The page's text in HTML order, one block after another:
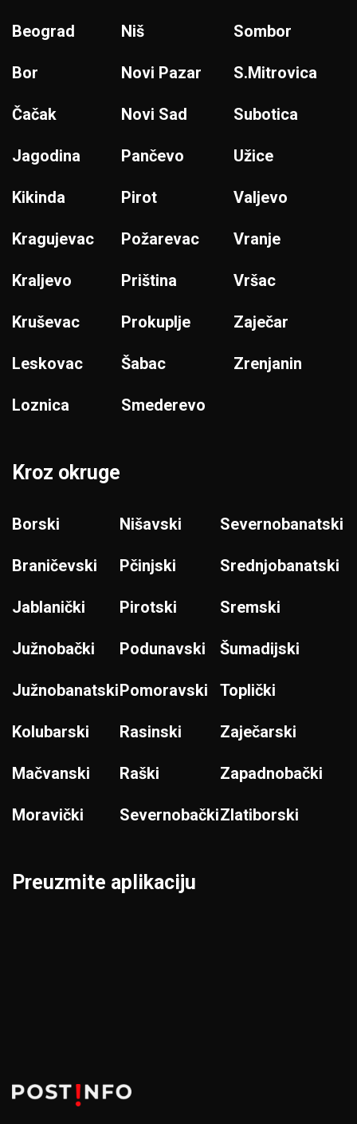
Beograd
Bor
Čačak
Jagodina
Kikinda
Kragujevac
Kraljevo
Kruševac
Leskovac
Loznica
Niš
Novi Pazar
Novi Sad
Pančevo
Pirot
Požarevac
Priština
Prokuplje
Šabac
Smederevo
Sombor
S.Mitrovica
Subotica
Užice
Valjevo
Vranje
Vršac
Zaječar
Zrenjanin
Kroz okruge
Borski
Braničevski
Jablanički
Južnobački
Južnobanatski
Kolubarski
Mačvanski
Moravički
Nišavski
Pčinjski
Pirotski
Podunavski
Pomoravski
Rasinski
Raški
Severnobački
Severnobanatski
Srednjobanatski
Sremski
Šumadijski
Toplički
Zaječarski
Zapadnobački
Zlatiborski
Preuzmite aplikaciju